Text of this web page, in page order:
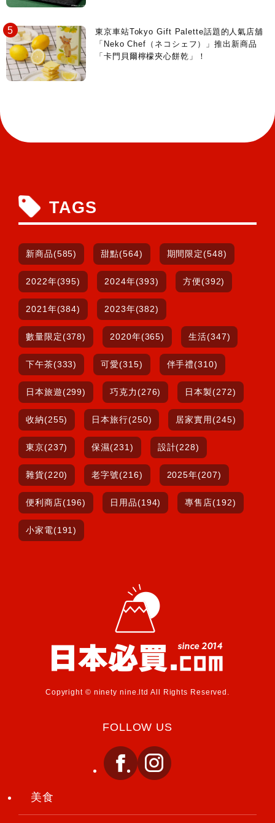
東京車站Tokyo Gift Palette話題的人氣店舖
「Neko Chef（ネコシェフ）」推出新商品
「卡門貝爾檸檬夾心餅乾」！
TAGS
新商品(585) 甜點(564) 期間限定(548)
2022年(395) 2024年(393) 方便(392)
2021年(384) 2023年(382)
數量限定(378) 2020年(365) 生活(347)
下午茶(333) 可愛(315) 伴手禮(310)
日本旅遊(299) 巧克力(276) 日本製(272)
收納(255) 日本旅行(250) 居家實用(245)
東京(237) 保濕(231) 設計(228)
雜貨(220) 老字號(216) 2025年(207)
便利商店(196) 日用品(194) 專售店(192)
小家電(191)
Copyright © ninety nine.ltd All Rights Reserved.
FOLLOW US
美食